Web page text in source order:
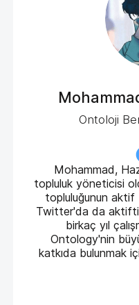
Ontoloji
Mohammad,
topluluk yöneticisi
topluluğunun aktif
Twitter'da da
birkaç yıl
Ontology'nin
katkıda bulunmak